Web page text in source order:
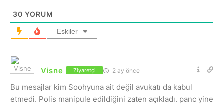
30 YORUM
Eskiler
Visne Ziyaretçi 2 ay önce
Bu mesajlar kim Soohyuna ait değil avukatı da kabul
etmedi. Polis manipule edildiğini zaten açıkladı. panc yine